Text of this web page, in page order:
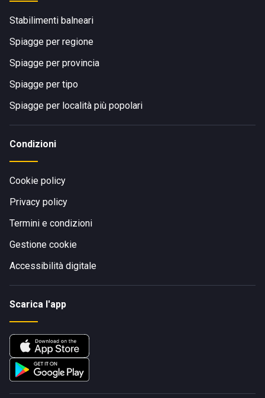
Stabilimenti balneari
Spiagge per regione
Spiagge per provincia
Spiagge per tipo
Spiagge per località più popolari
Condizioni
Cookie policy
Privacy policy
Termini e condizioni
Gestione cookie
Accessibilità digitale
Scarica l'app